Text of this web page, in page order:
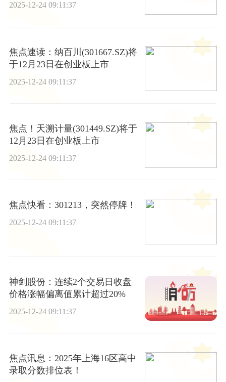
2025-12-24 09:11:37
焦点速读：纳百川(301667.SZ)将
于12月23日在创业板上市
2025-12-24 09:11:37
焦点！天溯计量(301449.SZ)将于
12月23日在创业板上市
2025-12-24 09:11:37
焦点快看：301213，突然停牌！
2025-12-24 09:11:37
神剑股份：连续2个交易日收盘
价格涨幅偏离值累计超过20%
2025-12-24 09:11:37
焦点讯息：2025年上海16区高中
录取分数排位表！